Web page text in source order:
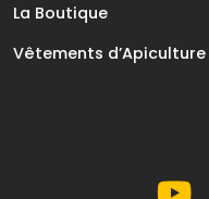
La Boutique
Vêtements d’Apiculture